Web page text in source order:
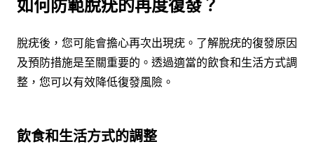
脫疣後，您可能會擔心再次出現疣。了解脫疣的復發原因
及預防措施是至關重要的。透過適當的飲食和生活方式調
整，您可以有效降低復發風險。
飲食和生活方式的調整